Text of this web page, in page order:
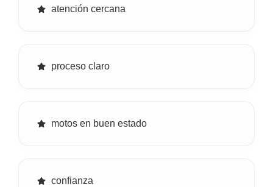
atención cercana
proceso claro
motos en buen estado
confianza